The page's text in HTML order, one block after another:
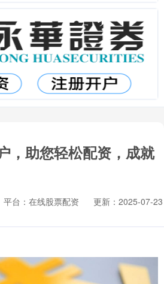
，助您轻松配资，成就
平台：在线股票配资
更新：2025-07-23